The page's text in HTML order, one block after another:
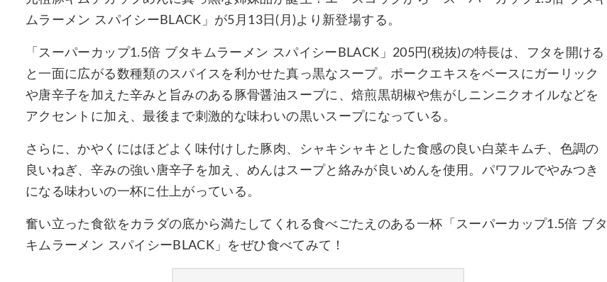
ムラーメン スパイシーBLACK」が5月13日(月)より新登場する。
「スーパーカップ1.5倍 ブタキムラーメン スパイシーBLACK」205円(税抜)の特長は、フタを開ける
と一面に広がる数種類のスパイスを利かせた真っ黒なスープ。ポークエキスをベースにガーリック
や唐辛子を加えた辛みと旨みのある豚骨醤油スープに、焙煎黒胡椒や焦がしニンニクオイルなどを
アクセントに加え、最後まで刺激的な味わいの黒いスープになっている。
さらに、かやくにはほどよく味付けした豚肉、シャキシャキとした食感の良い白菜キムチ、色調の
良いねぎ、辛みの強い唐辛子を加え、めんはスープと絡みが良いめんを使用。パワフルでやみつき
になる味わいの一杯に仕上がっている。
奮い立った食欲をカラダの底から満たしてくれる食べごたえのある一杯「スーパーカップ1.5倍 ブタ
キムラーメン スパイシーBLACK」をぜひ食べてみて！